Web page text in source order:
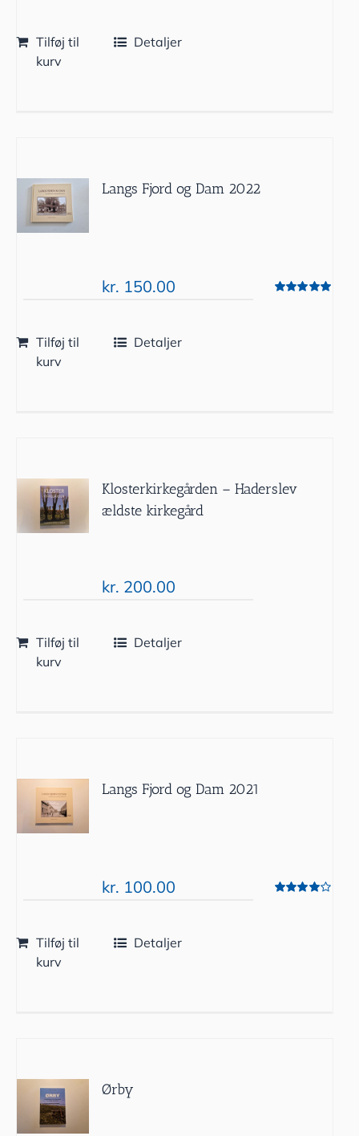
Tilføj til
kurv
Detaljer
Langs Fjord og Dam 2022
kr. 150.00
Tilføj til
kurv
Detaljer
Klosterkirkegården – Haderslev
ældste kirkegård
kr. 200.00
Tilføj til
kurv
Detaljer
Langs Fjord og Dam 2021
kr. 100.00
Tilføj til
kurv
Detaljer
Ørby